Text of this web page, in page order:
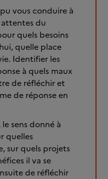
vous conduire à
du
quels besoins
quelle place
Identifier les
à quels maux
de réfléchir et
de réponse en
sens donné à
quelles
sur quels projets
il va se
de réfléchir